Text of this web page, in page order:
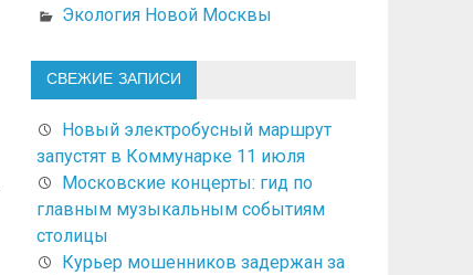
Экология Новой Москвы
СВЕЖИЕ ЗАПИСИ
Новый электробусный маршрут
запустят в Коммунарке 11 июля
Московские концерты: гид по
главным музыкальным событиям
столицы
Курьер мошенников задержан за